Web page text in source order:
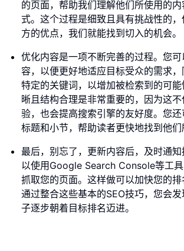
的页面，帮助我们理解他们所使用的
式。这个过程是细致且具有挑战性的
方的优点，我们就能找到切入的机会。
优化内容是一项不断完善的过程。您
容，以便更好地适应目标受众的需求
特定的关键词，以增加被检索到的可
晰且结构合理是非常重要的，因为这
验，也会提高搜索引擎的友好度。您还
标题和小节，帮助读者更快地找到他们
最后，别忘了，更新内容后，及时通
以使用Google Search Console等工
抓取您的页面。这样做可以加快您的排
通过整合这些基本的SEO技巧，您会
子逐步朝着目标排名迈进。